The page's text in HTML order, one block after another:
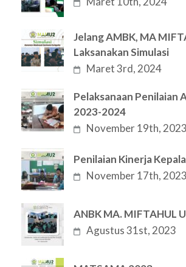
Jelang AMBK, MA
Laksanakan Simulasi
Maret 3rd, 2024
Pelaksanaan Penilaian
2023-2024
November 19th, 2023
Penilaian Kinerja
November 17th, 2023
ANBK MA. MIFTAHUL
Agustus 31st, 2023